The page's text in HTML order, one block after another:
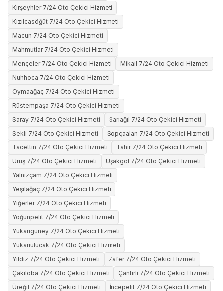
Kırşeyhler 7/24 Oto Çekici Hizmeti
Kızılcasöğüt 7/24 Oto Çekici Hizmeti
Macun 7/24 Oto Çekici Hizmeti
Mahmutlar 7/24 Oto Çekici Hizmeti
Mençeler 7/24 Oto Çekici Hizmeti
Mikail 7/24 Oto Çekici Hizmeti
Nuhhoca 7/24 Oto Çekici Hizmeti
Oymaağaç 7/24 Oto Çekici Hizmeti
Rüstempaşa 7/24 Oto Çekici Hizmeti
Saray 7/24 Oto Çekici Hizmeti
Sarıağıl 7/24 Oto Çekici Hizmeti
Sekli 7/24 Oto Çekici Hizmeti
Sopçaalan 7/24 Oto Çekici Hizmeti
Tacettin 7/24 Oto Çekici Hizmeti
Tahir 7/24 Oto Çekici Hizmeti
Uruş 7/24 Oto Çekici Hizmeti
Uşakgöl 7/24 Oto Çekici Hizmeti
Yalnızçam 7/24 Oto Çekici Hizmeti
Yeşilağaç 7/24 Oto Çekici Hizmeti
Yiğerler 7/24 Oto Çekici Hizmeti
Yoğunpelit 7/24 Oto Çekici Hizmeti
Yukarıgüney 7/24 Oto Çekici Hizmeti
Yukarıulucak 7/24 Oto Çekici Hizmeti
Yıldız 7/24 Oto Çekici Hizmeti
Zafer 7/24 Oto Çekici Hizmeti
Çakıloba 7/24 Oto Çekici Hizmeti
Çantırlı 7/24 Oto Çekici Hizmeti
Üreğil 7/24 Oto Çekici Hizmeti
İncepelit 7/24 Oto Çekici Hizmeti